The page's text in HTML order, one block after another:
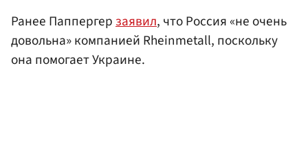
Ранее Паппергерзаявил, что Россия «не очень
довольна» компанией Rheinmetall, поскольку
она помогает Украине.